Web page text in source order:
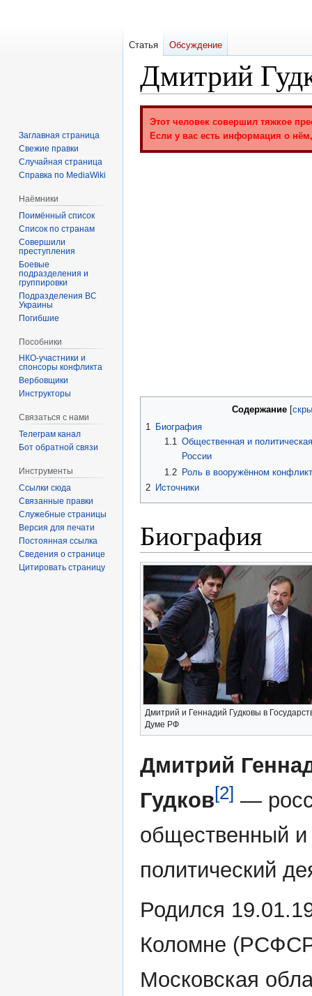
Дмитрий
навигации
Этот человек совершил тяжкое
Если у вас есть информация о
Содержание
1 Биография
1.1 Общественная и
России
1.2
Роль в вооружённом
2 Источники
Биография
Дмитрий и Геннадий Гудковы в
Думе РФ
Дмитрий
Гудков[2] —
общественный и
политический
Родился
Коломне
Московская
Статья Обсуждение
Заглавная страница
Свежие правки
Случайная страница
Справка по MediaWiki
Наёмники
Поимённый список
Список по странам
Совершили
преступления
Боевые
подразделения и
группировки
Подразделения ВС
Украины
Погибшие
Пособники
спонсоры конфликта
‏‎Вербовщики
Инструкторы
Связаться с нами
Телеграм канал
Бот обратной связи
Инструменты
Ссылки сюда
Связанные правки
Служебные страницы
Версия для печати
Постоянная ссылка
Сведения о странице
Цитировать страницу